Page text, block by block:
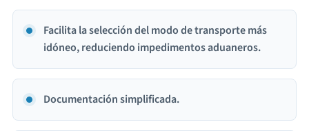
Facilita la selección del modo de transporte más
idóneo, reduciendo impedimentos aduaneros.
Documentación simplificada.